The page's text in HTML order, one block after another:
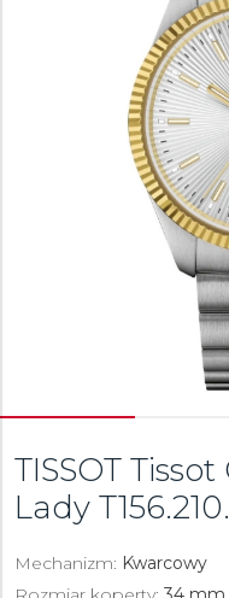
TISSOT
Lady
Mechanizm: Kwarcowy